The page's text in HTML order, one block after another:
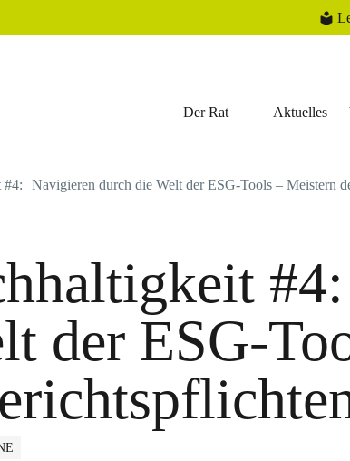
Der Rat Aktuelles
Navigieren durch die Welt der ESG-Tools – Meistern
der ESG-